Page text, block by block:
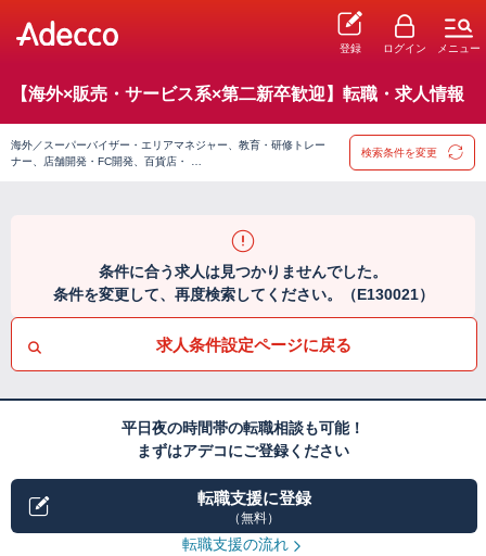
登録 ログイン メニュー
【海外×販売・サービス系×第二新卒歓迎】転職・求人情報
海外／スーパーバイザー・エリアマネジャー、教育・研修トレー
ナー、店舗開発・FC開発、百貨店・ …
検索条件を変更
条件に合う求人は見つかりませんでした。
条件を変更して、再度検索してください。（E130021）
求人条件設定ページに戻る
平日夜の時間帯の転職相談も可能！
まずはアデコにご登録ください
転職支援に登録
（無料）
転職支援の流れ